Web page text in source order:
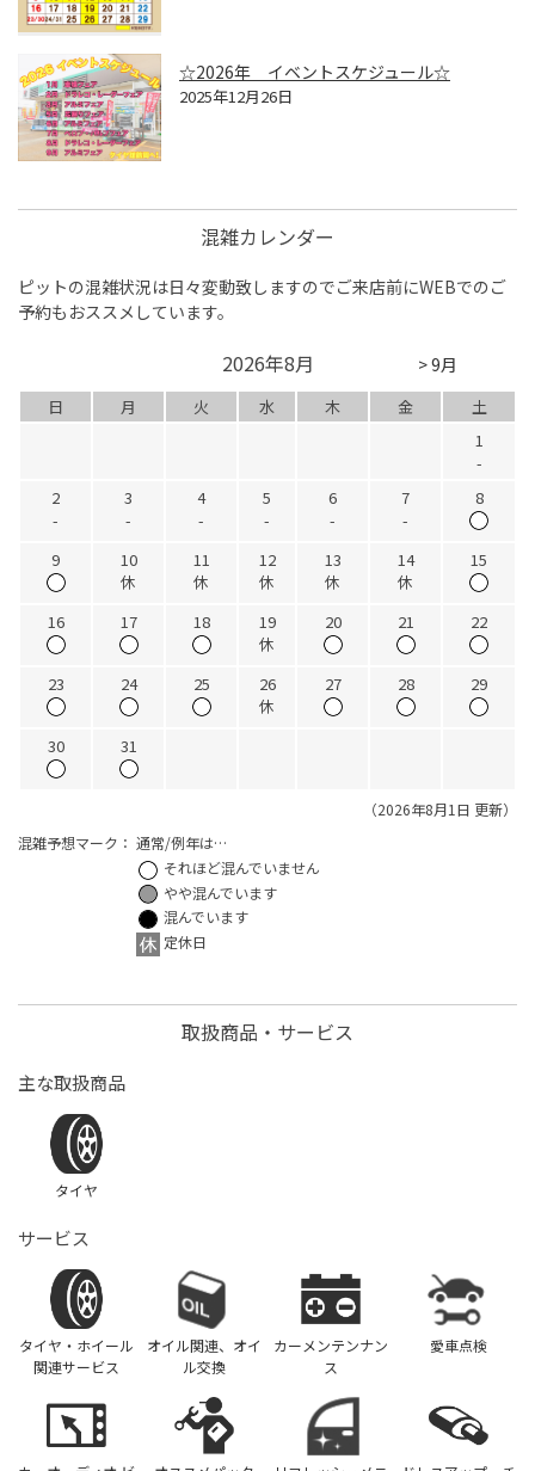
☆2026年 イベントスケジュール☆
2025年12月26日
混雑カレンダー
ピットの混雑状況は日々変動致しますのでご来店前にWEBでのご
予約もおススメしています。
> 9月
2026年8月
日 月 火 水 木 金
土
1
-
2
-
3
-
4
-
5
-
6
-
7
-
8
9
10
休
11
休
12
休
13
休
14
休
15
16 17 18
19
休
20 21 22
23 24 25
26
休
27 28 29
30 31
（2026年8月1日 更新）
混雑予想マーク： 通常/例年は…
それほど混んでいません
やや混んでいます
混んでいます
定休日
取扱商品・サービス
主な取扱商品
タイヤ
サービス
タイヤ・ホイール
関連サービス
オイル関連、オイ
ル交換
カーメンテンナン
ス
愛車点検